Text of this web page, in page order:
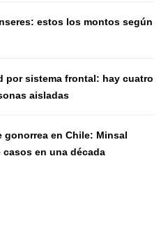
estos los montos según
por sistema frontal: hay cuatro
aisladas
gonorrea en Chile: Minsal
casos en una década